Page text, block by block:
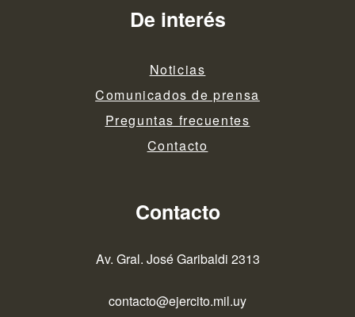
De interés
Noticias
Comunicados de prensa
Preguntas frecuentes
Contacto
Contacto
Av. Gral. José Garibaldi 2313
contacto@ejercito.mil.uy